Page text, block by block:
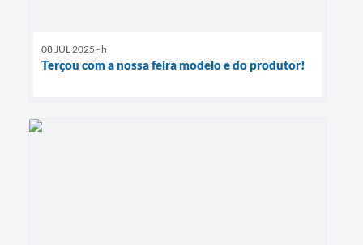
08 JUL 2025 - h
Terçou com a nossa feira modelo e do produtor!